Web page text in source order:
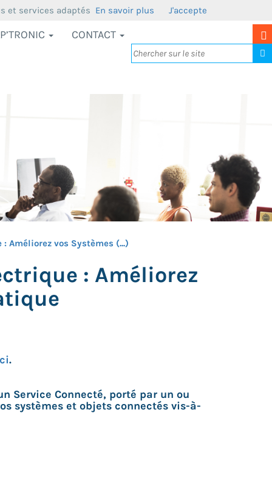
CONTACT
Améliorez vos Systèmes (...)
: Améliorez
.
Service Connecté, porté par un ou
systèmes et objets connectés vis-à-
et services adaptés En savoir plus J'accepte